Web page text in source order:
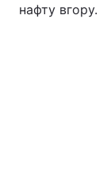
нафту вгору.